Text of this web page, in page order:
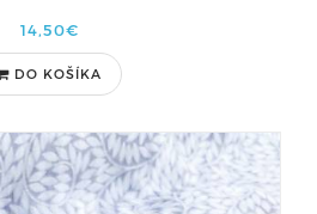
14,50€
DO KOŠÍKA